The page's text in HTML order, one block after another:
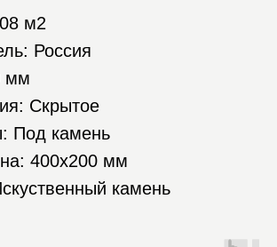
м2
Россия
мм
Скрытое
Под камень
400х200 мм
камень